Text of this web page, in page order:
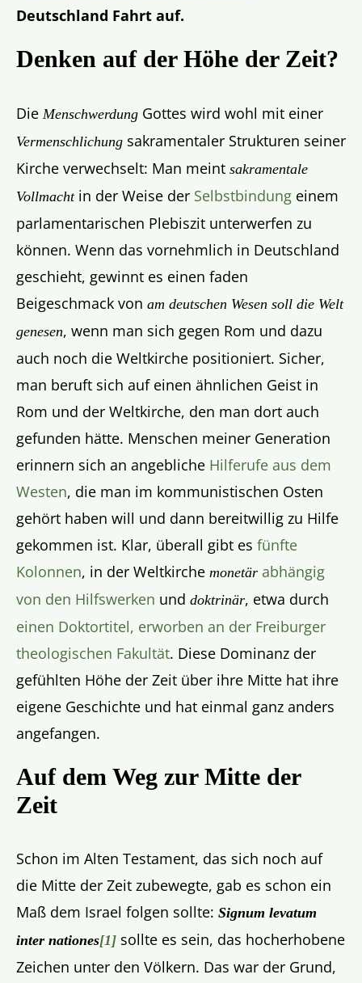
Deutschland Fahrt auf.
Denken auf der Höhe der Zeit?
Die Menschwerdung Gottes wird wohl mit einer
Vermenschlichung sakramentaler Strukturen seiner
Kirche verwechselt: Man meint sakramentale
Vollmachtin der Weise der Selbstbindung einem
parlamentarischen Plebiszit unterwerfen zu
können. Wenn das vornehmlich in Deutschland
geschieht, gewinnt es einen faden
Beigeschmack von am deutschen Wesen soll die Welt
genesen, wenn man sich gegen Rom und dazu
auch noch die Weltkirche positioniert. Sicher,
man beruft sich auf einen ähnlichen Geist in
Rom und der Weltkirche, den man dort auch
gefunden hätte. Menschen meiner Generation
erinnern sich an angebliche Hilferufe aus dem
Westen, die man im kommunistischen Osten
gehört haben will und dann bereitwillig zu Hilfe
gekommen ist. Klar, überall gibt es fünfte
Kolonnen, in der Weltkirche monetär abhängig
von den Hilfswerken und doktrinär, etwa durch
einen Doktortitel, erworben an der Freiburger
theologischen Fakultät. Diese Dominanz der
gefühlten Höhe der Zeit über ihre Mitte hat ihre
eigene Geschichte und hat einmal ganz anders
angefangen.
Auf dem Weg zur Mitte der
Zeit
Schon im Alten Testament, das sich noch auf
die Mitte der Zeit zubewegte, gab es schon ein
Maß dem Israel folgen sollte: Signum levatum
inter nationes[1] sollte es sein, das hocherhobene
Zeichen unter den Völkern. Das war der Grund,